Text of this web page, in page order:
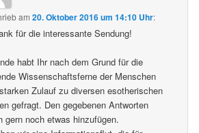
am20. Oktober 2016 um 14:10 Uhr:
für die interessante Sendung!
habt Ihr nach dem Grund für die
Wissenschaftsferne der Menschen
Zulauf zu diversen esotherischen
gefragt. Den gegebenen Antworten
gern noch etwas hinzufügen.